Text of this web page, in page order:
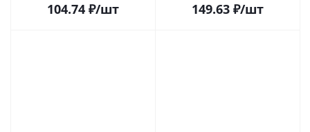
104.74 ₽/шт 149.63 ₽/шт